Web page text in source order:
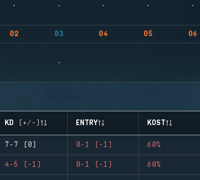
02 03 04 05 06
KD (+/-) ENTRY KOST
7-7 (0) 0-1 (-1) 60%
4-5 (-1) 0-1 (-1) 60%